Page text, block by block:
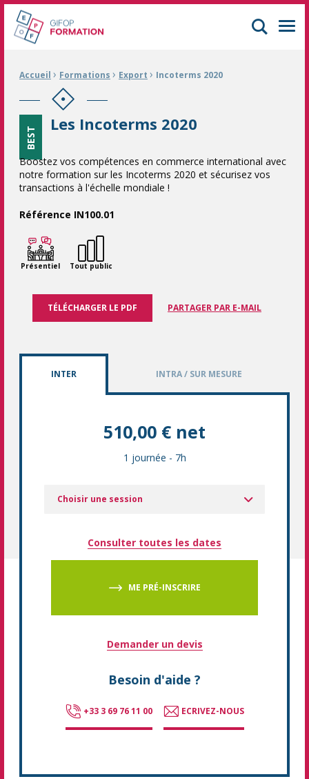
GIFOP Formation Centre de formation continue à Mulhouse
Fil d'Ariane :
Accueil › Formations › Export › Incoterms 2020
Les Incoterms 2020
BEST
Boostez vos compétences en commerce international avec
notre formation sur les Incoterms 2020 et sécurisez vos
transactions à l'échelle mondiale !
Référence IN100.01
Présentiel Tout public
TÉLÉCHARGER LE PDF PARTAGER PAR E-MAIL
INTER INTRA / SUR MESURE
510,00 € net
1 journée - 7h
Choisir une session
Consulter toutes les dates
ME PRÉ-INSCRIRE
Demander un devis
Besoin d'aide ?
+33 3 69 76 11 00 ECRIVEZ-NOUS